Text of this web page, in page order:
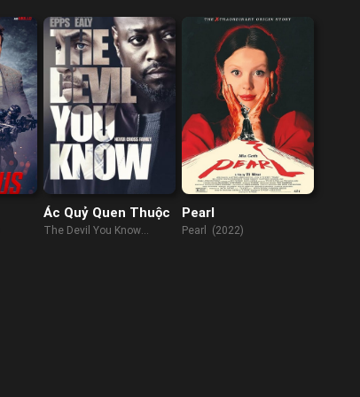
Ác Quỷ Quen Thuộc
The Devil You Know
Pearl
Pearl (2022)